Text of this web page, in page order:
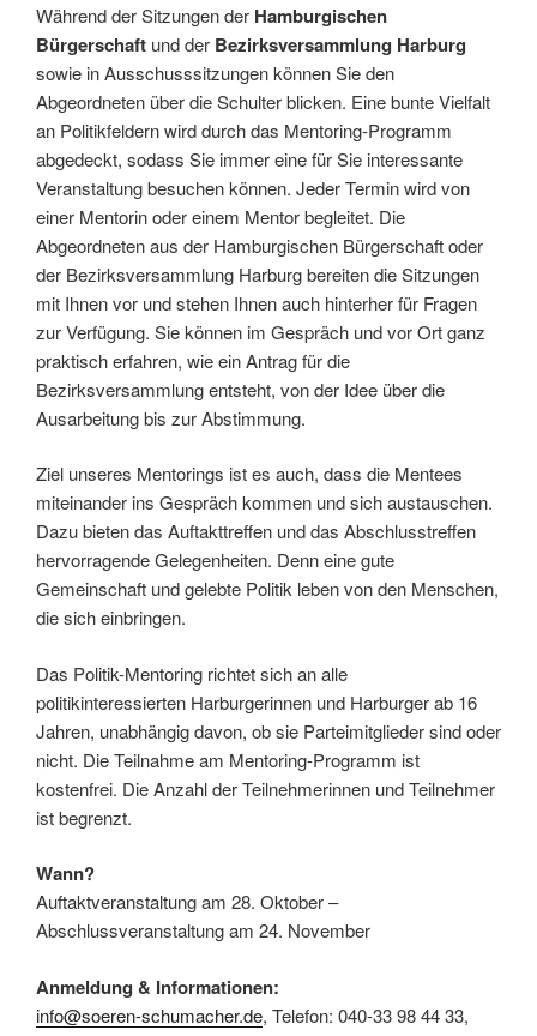
Während der Sitzungen der Hamburgischen
Bürgerschaft und der Bezirksversammlung Harburg
sowie in Ausschusssitzungen können Sie den
Abgeordneten über die Schulter blicken. Eine bunte Vielfalt
an Politikfeldern wird durch das Mentoring-Programm
abgedeckt, sodass Sie immer eine für Sie interessante
Veranstaltung besuchen können. Jeder Termin wird von
einer Mentorin oder einem Mentor begleitet. Die
Abgeordneten aus der Hamburgischen Bürgerschaft oder
der Bezirksversammlung Harburg bereiten die Sitzungen
mit Ihnen vor und stehen Ihnen auch hinterher für Fragen
zur Verfügung. Sie können im Gespräch und vor Ort ganz
praktisch erfahren, wie ein Antrag für die
Bezirksversammlung entsteht, von der Idee über die
Ausarbeitung bis zur Abstimmung.
Ziel unseres Mentorings ist es auch, dass die Mentees
miteinander ins Gespräch kommen und sich austauschen.
Dazu bieten das Auftakttreffen und das Abschlusstreffen
hervorragende Gelegenheiten. Denn eine gute
Gemeinschaft und gelebte Politik leben von den Menschen,
die sich einbringen.
Das Politik-Mentoring richtet sich an alle
politikinteressierten Harburgerinnen und Harburger ab 16
Jahren, unabhängig davon, ob sie Parteimitglieder sind oder
nicht. Die Teilnahme am Mentoring-Programm ist
kostenfrei. Die Anzahl der Teilnehmerinnen und Teilnehmer
ist begrenzt.
Wann?
Auftaktveranstaltung am 28. Oktober –
Abschlussveranstaltung am 24. November
Anmeldung & Informationen:
info@soeren-schumacher.de, Telefon: 040-33 98 44 33,